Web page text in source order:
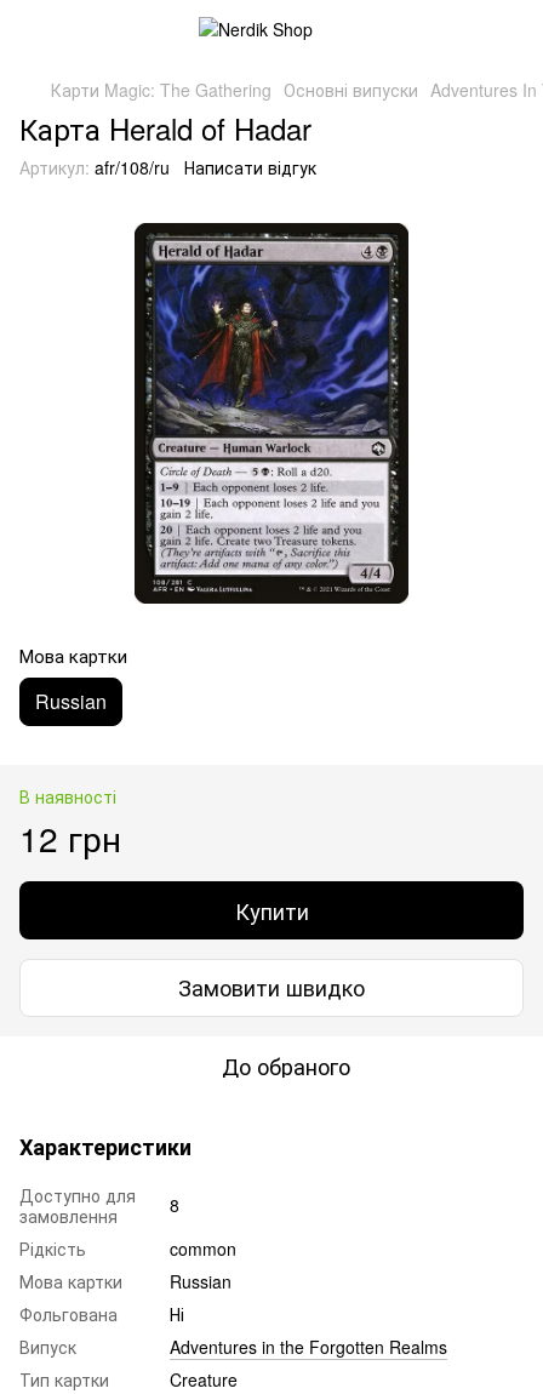
Карти Magic: The Gathering Основні випуски Adventures
Карта Herald of Hadar
Артикул: afr/108/ru Написати відгук
Мова картки
Russian
В наявності
12 грн
Купити
Замовити швидко
До обраного
Характеристики
Доступно для
замовлення
8
Рідкість
common
Мова картки
Russian
Фольгована
Ні
Випуск
Adventures in the Forgotten Realms
Тип картки
Creature